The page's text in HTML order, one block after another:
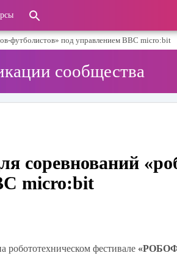
футболистов» под управлением BBC micro:bit
сообщества
соревнований
micro:bit
робототехническом фестивале